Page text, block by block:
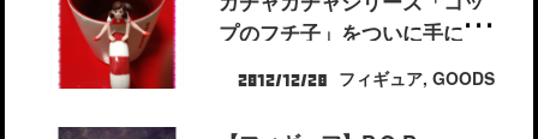
プのフチ子」をついに手に入
れた！｜感想・レビュー
2012/12/28 フィギュア,GOODS